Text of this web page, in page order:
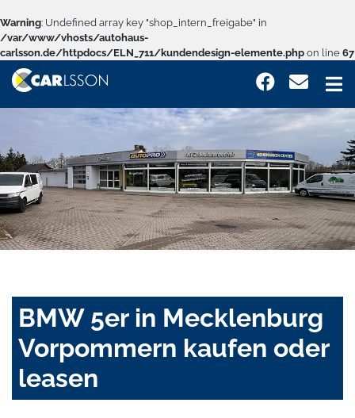
Warning: Undefined array key "shop_intern_freigabe" in
/var/www/vhosts/autohaus-
carlsson.de/httpdocs/ELN_711/kundendesign-elemente.php on line 67
BMW 5er in Mecklenburg
Vorpommern kaufen oder
leasen